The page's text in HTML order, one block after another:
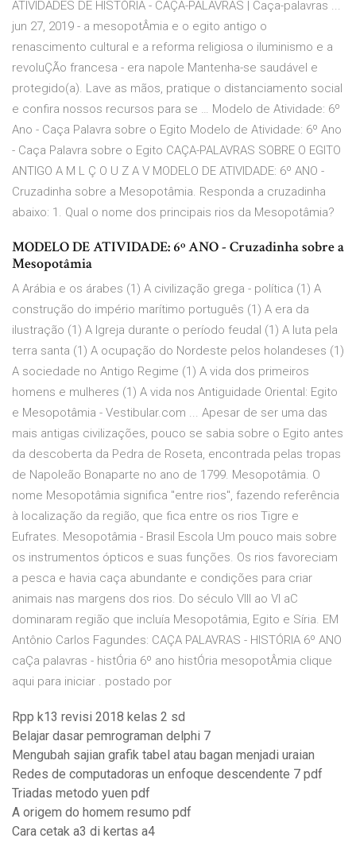
ATIVIDADES DE HISTÓRIA - CAÇA-PALAVRAS | Caça-palavras ...
jun 27, 2019 - a mesopotÂmia e o egito antigo o
renascimento cultural e a reforma religiosa o iluminismo e a
revoluÇÃo francesa - era napole Mantenha-se saudável e
protegido(a). Lave as mãos, pratique o distanciamento social
e confira nossos recursos para se … Modelo de Atividade: 6º
Ano - Caça Palavra sobre o Egito Modelo de Atividade: 6º Ano
- Caça Palavra sobre o Egito CAÇA-PALAVRAS SOBRE O EGITO
ANTIGO A M L Ç O U Z A V MODELO DE ATIVIDADE: 6º ANO -
Cruzadinha sobre a Mesopotâmia. Responda a cruzadinha
abaixo: 1. Qual o nome dos principais rios da Mesopotâmia?
MODELO DE ATIVIDADE: 6º ANO - Cruzadinha sobre a
Mesopotâmia
A Arábia e os árabes (1) A civilização grega - política (1) A
construção do império marítimo português (1) A era da
ilustração (1) A Igreja durante o período feudal (1) A luta pela
terra santa (1) A ocupação do Nordeste pelos holandeses (1)
A sociedade no Antigo Regime (1) A vida dos primeiros
homens e mulheres (1) A vida nos Antiguidade Oriental: Egito
e Mesopotâmia - Vestibular.com ... Apesar de ser uma das
mais antigas civilizações, pouco se sabia sobre o Egito antes
da descoberta da Pedra de Roseta, encontrada pelas tropas
de Napoleão Bonaparte no ano de 1799. Mesopotâmia. O
nome Mesopotâmia significa "entre rios", fazendo referência
à localização da região, que fica entre os rios Tigre e
Eufrates. Mesopotâmia - Brasil Escola Um pouco mais sobre
os instrumentos ópticos e suas funções. Os rios favoreciam
a pesca e havia caça abundante e condições para criar
animais nas margens dos rios. Do século VIII ao VI aC
dominaram região que incluía Mesopotâmia, Egito e Síria. EM
Antônio Carlos Fagundes: CAÇA PALAVRAS - HISTÓRIA 6º ANO
caÇa palavras - histÓria 6º ano histÓria mesopotÂmia clique
aqui para iniciar . postado por
Rpp k13 revisi 2018 kelas 2 sd
Belajar dasar pemrograman delphi 7
Mengubah sajian grafik tabel atau bagan menjadi uraian
Redes de computadoras un enfoque descendente 7 pdf
Triadas metodo yuen pdf
A origem do homem resumo pdf
Cara cetak a3 di kertas a4